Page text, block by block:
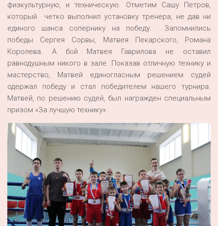
физкультурную, и техническую. Отметим Сашу Петров,
который четко выполнил установку тренера, не дав ни
единого шанса сопернику на победу. Запомнились
победы Сергея Сорвы, Матвея Пекарского, Романа
Королева. А бой Матвея Гаврилова не оставил
равнодушным никого в зале. Показав отличную технику и
мастерство, Матвей единогласным решением судей
одержал победу и стал победителем нашего турнира.
Матвей, по решению судей, был награжден специальным
призом «За лучшую технику».